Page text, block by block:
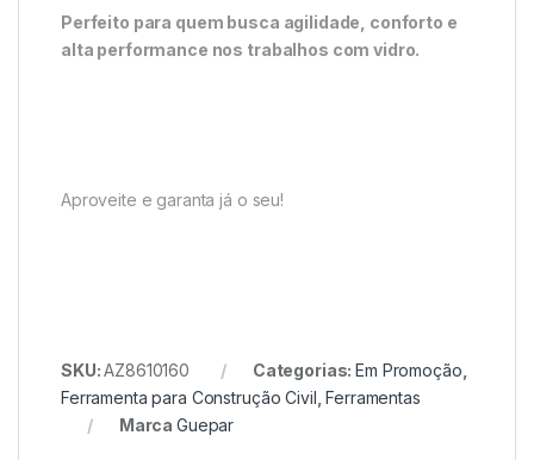
Perfeito para quem busca agilidade, conforto e
alta performance nos trabalhos com vidro.
Aproveite e garanta já o seu!
SKU:AZ8610160 Categorias:Em Promoção
Ferramenta para Construção Civil ,Ferramentas
MarcaGuepar